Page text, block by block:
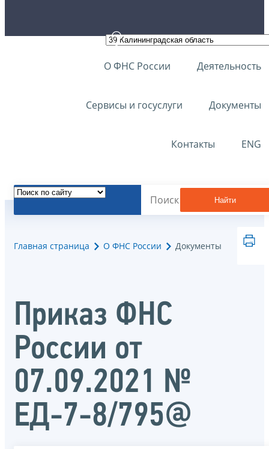
О ФНС России Деятельность
Сервисы и госуслуги Документы
Контакты ENG
Найти
Главная страница О ФНС России Документы
Приказ ФНС
России от
07.09.2021 №
ЕД-7-8/795@